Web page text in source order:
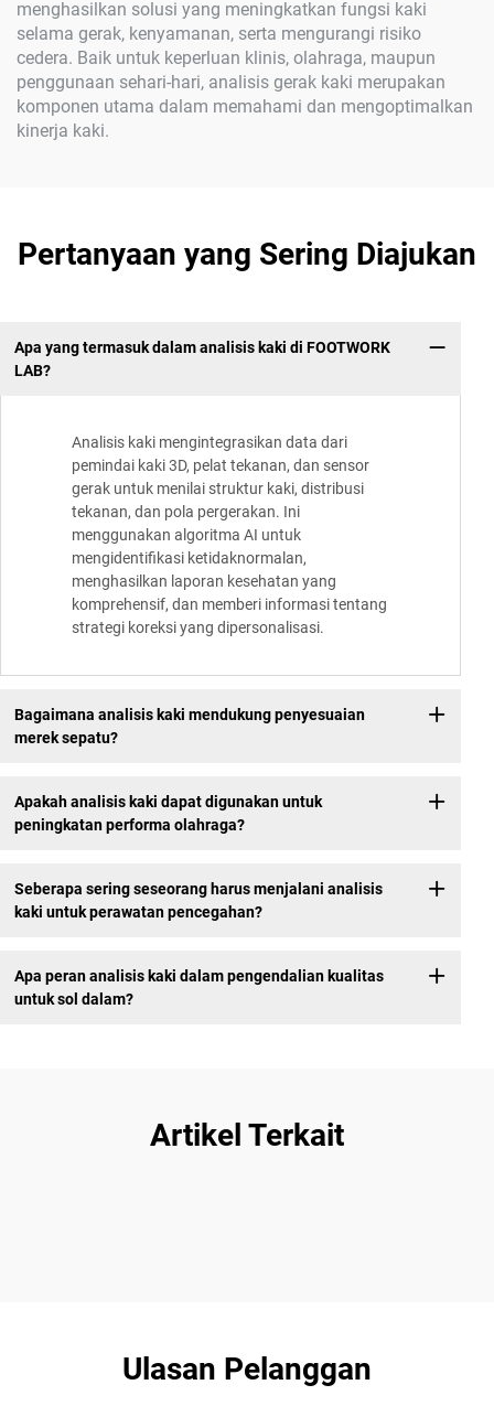
menghasilkan solusi yang meningkatkan fungsi kaki
selama gerak, kenyamanan, serta mengurangi risiko
cedera. Baik untuk keperluan klinis, olahraga, maupun
penggunaan sehari-hari, analisis gerak kaki merupakan
komponen utama dalam memahami dan mengoptimalkan
kinerja kaki.
Pertanyaan yang Sering Diajukan
Apa yang termasuk dalam analisis kaki di FOOTWORK
LAB?
Analisis kaki mengintegrasikan data dari
pemindai kaki 3D, pelat tekanan, dan sensor
gerak untuk menilai struktur kaki, distribusi
tekanan, dan pola pergerakan. Ini
menggunakan algoritma AI untuk
mengidentifikasi ketidaknormalan,
menghasilkan laporan kesehatan yang
komprehensif, dan memberi informasi tentang
strategi koreksi yang dipersonalisasi.
Bagaimana analisis kaki mendukung penyesuaian
merek sepatu?
Apakah analisis kaki dapat digunakan untuk
peningkatan performa olahraga?
Seberapa sering seseorang harus menjalani analisis
kaki untuk perawatan pencegahan?
Apa peran analisis kaki dalam pengendalian kualitas
untuk sol dalam?
Artikel Terkait
Ulasan Pelanggan